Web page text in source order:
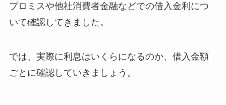
プロミスや他社消費者金融などでの借入金利につ
いて確認してきました。
では、実際に利息はいくらになるのか、借入金額
ごとに確認していきましょう。